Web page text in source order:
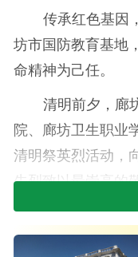
传承红色基因
坊市国防教育基地
命精神为己任。
清明前夕，廊
院、廊坊卫生职业
清明祭英烈活动，
先烈致以最崇高的
松柏苍翠，庄
躬默哀、聆听英烈